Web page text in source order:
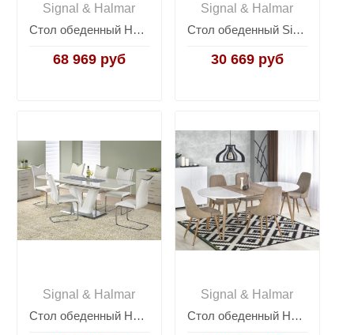
Signal & Halmar
Стол обеденный Halmar EDWARD, раскладной (белый/дуб медовый)
68 969 руб
Signal & Halmar
Стол обеденный Signal MOSSO II (дуб)
30 669 руб
Signal & Halmar
Стол обеденный Halmar MISTRAL (белый)
Signal & Halmar
Стол обеденный Halmar EDWARD раскладной (белый/дуб сан ремо)